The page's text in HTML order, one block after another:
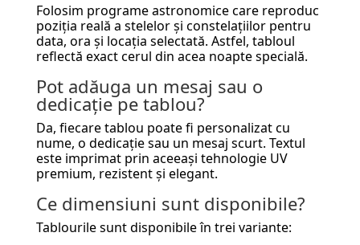
Folosim programe astronomice care reproduc
poziția reală a stelelor și constelațiilor pentru
data, ora și locația selectată. Astfel, tabloul
reflectă exact cerul din acea noapte specială.
Pot adăuga un mesaj sau o
dedicație pe tablou?
Da, fiecare tablou poate fi personalizat cu
nume, o dedicație sau un mesaj scurt. Textul
este imprimat prin aceeași tehnologie UV
premium, rezistent și elegant.
Ce dimensiuni sunt disponibile?
Tablourile sunt disponibile în trei variante: